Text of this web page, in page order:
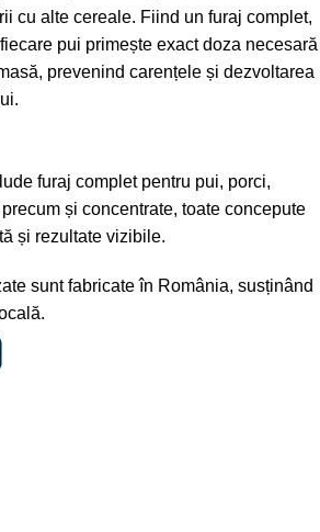
cu alte cereale. Fiind un furaj complet,
pui primește exact doza necesară
prevenind carențele și dezvoltarea
furaj complet pentru pui, porci,
și concentrate, toate concepute
și rezultate vizibile.
sunt fabricate în România, susținând